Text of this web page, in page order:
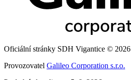
Oficiální stránky SDH Vigantice © 2026
Provozovatel Galileo Corporation s.r.o.